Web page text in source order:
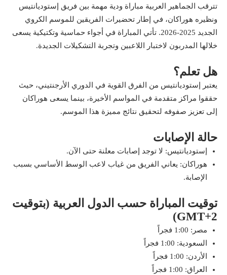
تترقب الجماهير العربية مباراة ودية مهمة بين فريق إستوديانتيس
ونظيره هوراكان، في إطار تحضيرات الفريقين للموسم الكروي
الجديد 2025-2026. تأتي المباراة في أجواء حماسية وتكتيكية يسعى
خلالها المدربون لاختبار اللاعبين وتجربة التشكيلات الجديدة.
هل تعلم؟
يعتبر إستوديانتيس من الفرق القوية في الدوري الأرجنتيني، حيث
حققوا مراكز متقدمة في المواسم الأخيرة، بينما يسعى هوراكان
إلى تعزيز صفوفه لتحقيق نتائج مميزة هذا الموسم.
حالة الإصابات
إستوديانتيس: لا توجد إصابات معلنة حتى الآن.
هوراكان: يعاني الفريق من غياب لاعب الوسط الأساسي بسبب
الإصابة.
توقيت المباراة حسب الدول العربية (بتوقيت
GMT+2)
مصر: 1:00 فجراً
السعودية: 1:00 فجراً
الأردن: 1:00 فجراً
العراق: 1:00 فجراً